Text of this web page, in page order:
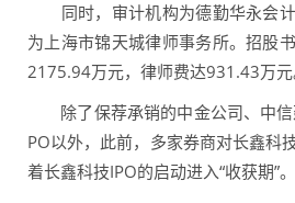
同时，审计机构为德勤华永会计
为上海市锦天城律师事务所。招股
2175.94万元，律师费达931.43万元
除了保荐承销的中金公司、中信
PO以外，此前，多家券商对长鑫科
着长鑫科技IPO的启动进入“收获期”。